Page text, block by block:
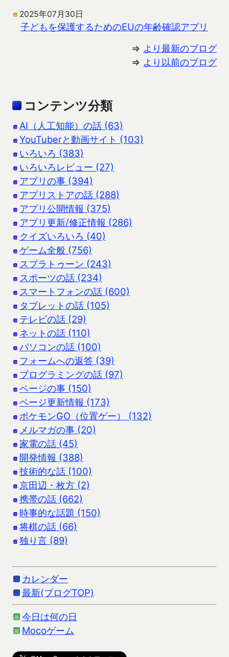
2025年07月30日
子どもを保護するためのEUの年齢確認アプリ
⇒ より最新のブログ
⇒ より以前のブログ
コンテンツ分類
AI（人工知能）の話 (63)
YouTuberと動画サイト (103)
いろいろ (383)
いろいろレビュー (27)
アプリの事 (394)
アプリストアの話 (288)
アプリ公開情報 (375)
アプリ更新/修正情報 (286)
クイズいろいろ (40)
ゲーム全般 (756)
スプラトゥーン (243)
スポーツの話 (234)
スマートフォンの話 (600)
タブレットの話 (105)
テレビの話 (29)
ネットの話 (110)
パソコンの話 (100)
フォームへの返答 (39)
プログラミングの話 (97)
ページの事 (150)
ページ更新情報 (173)
ポケモンGO（位置ゲー） (132)
メルマガの事 (20)
家電の話 (45)
開発情報 (388)
技術的な話 (100)
京田辺・枚方 (2)
携帯の話 (662)
時事的な話題 (150)
将棋の話 (66)
独り言 (89)
カレンダー
最新(ブログTOP)
今日は何の日
Mocoゲーム